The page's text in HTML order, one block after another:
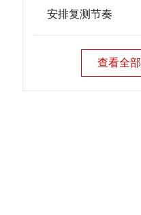
安排复测节奏
查看全部